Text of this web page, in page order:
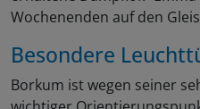
Wochenenden auf den
Besondere
Borkum ist wegen seiner